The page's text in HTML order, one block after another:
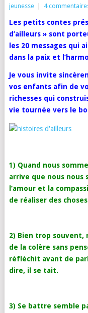
jeunesse
4
Les petits contes
d’ailleurs » sont
les 20 messages qui
dans la paix et
Je vous invite
vos enfants afin de
richesses qui
vie tournée vers le
1) Quand nous
arrive que nous nous
l’amour et la
de réaliser des
2) Bien trop souvent,
de la colère sans
réfléchit avant de
dire, il se tait.
3) Se battre semble